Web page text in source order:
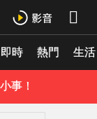
即時 熱門 生活
許富凱暴瘦7公斤登台！「臉明顯凹陷」嚇壞媽媽 父親節憶亡父淚崩
事！